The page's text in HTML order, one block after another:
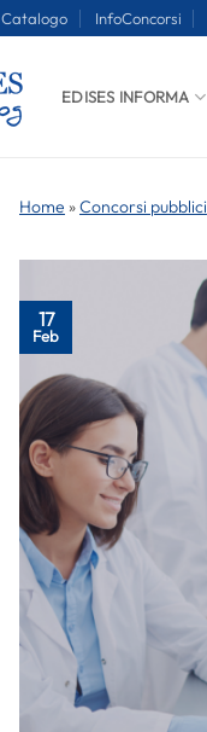
Catalogo InfoConcorsi
EDISES INFORMA
Home »Concorsi pubblici
17
Feb